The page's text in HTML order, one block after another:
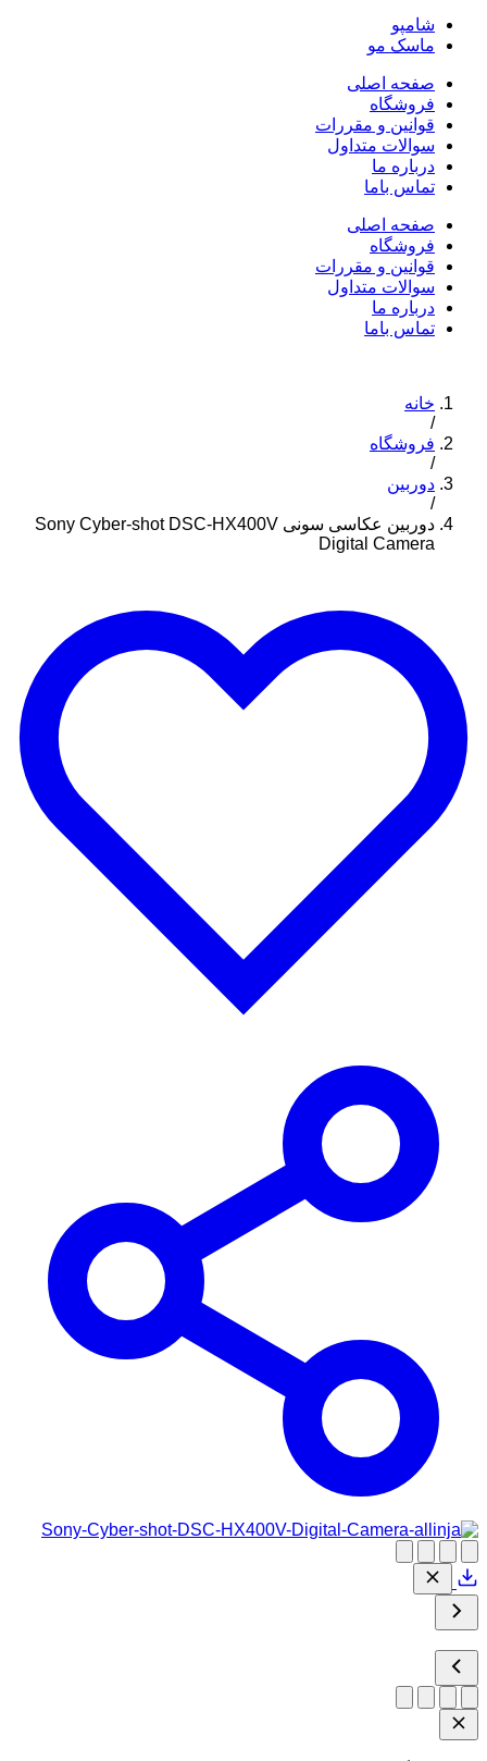
شامپو
ماسک مو
صفحه اصلی
فروشگاه
قوانین و مقررات
سوالات متداول
درباره ما
تماس باما
صفحه اصلی
فروشگاه
قوانین و مقررات
سوالات متداول
درباره ما
تماس باما
خانه
/
فروشگاه
/
دوربین
/
دوربین عکاسی سونی Sony Cyber-shot DSC-HX400V
Digital Camera